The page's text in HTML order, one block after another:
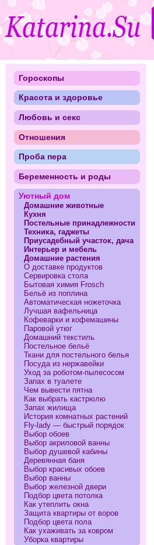
Гороскопы
Красота и здоровье
Любовь и секс
Отношения
Проба пера
Беременность и роды
Уютный дом
Домашние животные
Кухня
Постельные принадлежности
Техника, гаджеты
Приусадебный участок, дача
Интерьер и мебель
Домашние растения
О доставке продуктов
Сервировка стола
Бытовая химия Frosch
Бельё из поплина
Автоматическая ножеточка
Лучшая вафельница
Кофеварки и кофемашины
Паровой утюг
Домашний текстиль
Постельное бельё
Ткани для постельного белья
Посуда из нержавейки
Уход за роботом-пылесосом
Запах в туалете
Чем вывести пятна
Как выбрать кастрюлю
Запах жилища
История комнатных растений
Fly-lady — быстрый порядок
Выбор обоев
Выбор акриловой ванны
Выбор душевой кабины
Деревянная баня
Выбор красивых обоев
Выбор ванны
Выбор железной двери
Подбор цвета потолка
Как утеплить окна
Защита квартиры от воров
Подбор цвета пола
Как ухаживать за ковром
Уборка квартиры